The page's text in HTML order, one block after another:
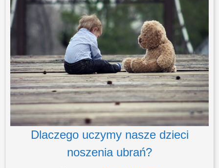
Dlaczego uczymy nasze dzieci
noszenia ubrań?